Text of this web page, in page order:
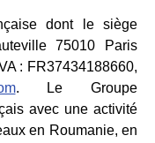
dont le siège
75010 Paris
: FR37434188660,
. Le Groupe
avec une activité
en Roumanie, en